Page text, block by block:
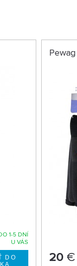
1-5 DNÍ
U VÁS
20 €